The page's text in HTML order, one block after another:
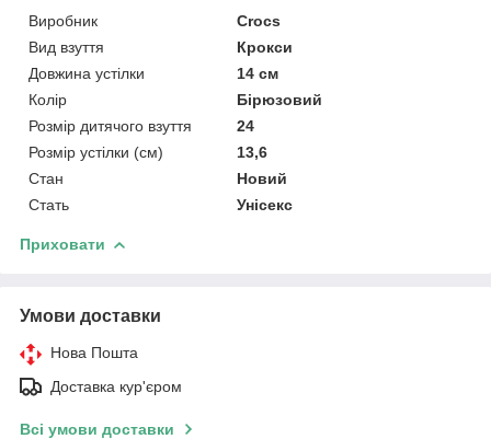
Виробник
Crocs
Вид взуття
Крокси
Довжина устілки
14 см
Колір
Бірюзовий
Розмір дитячого взуття
24
Розмір устілки (см)
13,6
Стан
Новий
Стать
Унісекс
Приховати
Умови доставки
Нова Пошта
Доставка кур'єром
Всі умови доставки